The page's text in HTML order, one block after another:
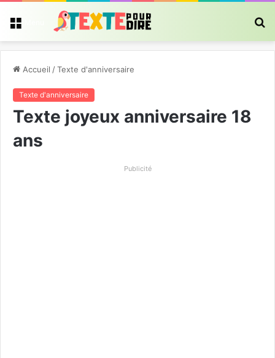
Accueil /Texte d'anniversaire
Texte d'anniversaire
Texte joyeux anniversaire 18
ans
Publicité